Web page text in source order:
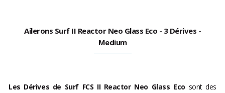
Ailerons Surf II Reactor Neo Glass Eco - 3 Dérives -
Medium
Les Dérives de Surf FCS II Reactor Neo Glass Eco sont des